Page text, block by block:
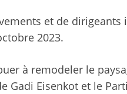
et de
2023.
à remodeler le
Gadi Eisenkot et le